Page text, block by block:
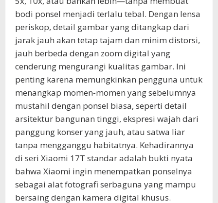
bodi ponsel menjadi terlalu tebal. Dengan lensa
periskop, detail gambar yang ditangkap dari
jarak jauh akan tetap tajam dan minim distorsi,
jauh berbeda dengan zoom digital yang
cenderung mengurangi kualitas gambar. Ini
penting karena memungkinkan pengguna untuk
menangkap momen-momen yang sebelumnya
mustahil dengan ponsel biasa, seperti detail
arsitektur bangunan tinggi, ekspresi wajah dari
panggung konser yang jauh, atau satwa liar
tanpa mengganggu habitatnya. Kehadirannya
di seri Xiaomi 17T standar adalah bukti nyata
bahwa Xiaomi ingin menempatkan ponselnya
sebagai alat fotografi serbaguna yang mampu
bersaing dengan kamera digital khusus.